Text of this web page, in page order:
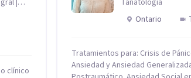
de trabajar se centra en entender
emociones que hay detrás del
fortaleciendo la comunicación
Acompaño a niños y adolescentes
lidiando con la ansiedad, la
clínico
Ontario
Tratamientos para: Crisis de
Ansiedad y Ansiedad